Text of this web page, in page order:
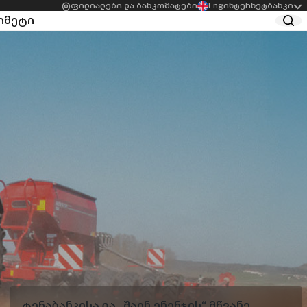
ფილიალები და ბანკომატები Engინტერნეტბანკი
ქალი
ლიმიტი
მეტი